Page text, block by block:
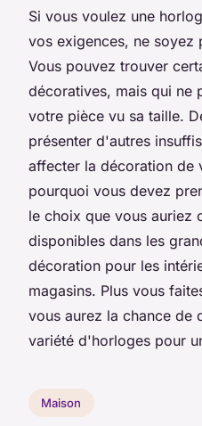
Si vous voulez une
vos exigences, ne soyez
Vous pouvez trouver
décoratives, mais qui ne
votre pièce vu sa taille.
présenter d'autres
affecter la décoration de
pourquoi vous devez
le choix que vous auriez
disponibles dans les
décoration pour les
magasins. Plus vous
vous aurez la chance de
variété d'horloges pour
Maison